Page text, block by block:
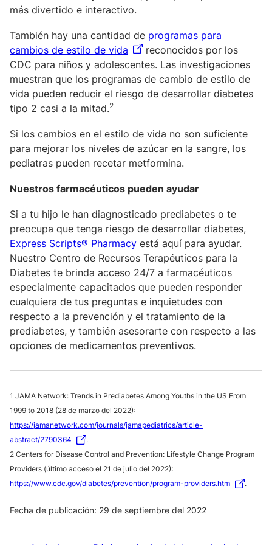
más divertido e interactivo.
También hay una cantidad de programas para
cambios de estilo de vida
reconocidos por los
CDC para niños y adolescentes. Las investigaciones
muestran que los programas de cambio de estilo de
vida pueden reducir el riesgo de desarrollar diabetes
tipo 2 casi a la mitad.2
Si los cambios en el estilo de vida no son suficiente
para mejorar los niveles de azúcar en la sangre, los
pediatras pueden recetar metformina.
Nuestros farmacéuticos pueden ayudar
Si a tu hijo le han diagnosticado prediabetes o te
preocupa que tenga riesgo de desarrollar diabetes,
Express Scripts® Pharmacy está aquí para ayudar.
Nuestro Centro de Recursos Terapéuticos para la
Diabetes te brinda acceso 24/7 a farmacéuticos
especialmente capacitados que pueden responder
cualquiera de tus preguntas e inquietudes con
respecto a la prevención y el tratamiento de la
prediabetes, y también asesorarte con respecto a las
opciones de medicamentos preventivos.
1 JAMA Network: Trends in Prediabetes Among Youths in the US From
1999 to 2018 (28 de marzo del 2022):
https://jamanetwork.com/journals/jamapediatrics/article-
abstract/2790364
.
2 Centers for Disease Control and Prevention: Lifestyle Change Program
Providers (último acceso el 21 de julio del 2022):
https://www.cdc.gov/diabetes/prevention/program-providers.htm
.
Fecha de publicación: 29 de septiembre del 2022